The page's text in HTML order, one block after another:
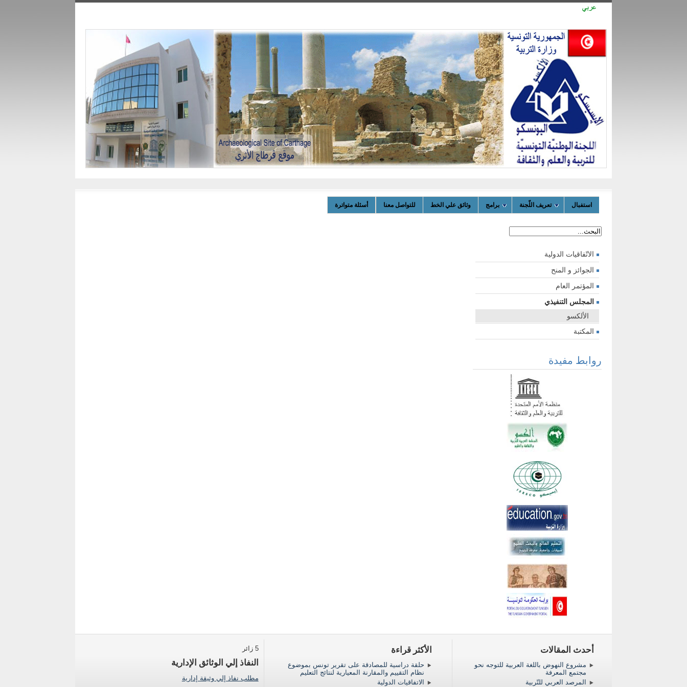
استفبال تعريف اللّجنة برامج وثائق علي الخط للتواصل معنا أسئلة متواترة
الاتّفاقيات الدولية
الجوائز و المنح
المؤتمر العام
المجلس التنفيذي
الألكسو
المكتبة
روابط مفيدة
5 زائر
النفاذ إلي الوثائق الإدارية
مطلب نفاذ إلي وثيقة إدارية
الأكثر قراءة
حلقة دراسية للمصادقة على تقرير تونس بموضوع
نظام التقييم والمقارنة المعيارية لنتائج التعليم
الاتفاقيات الدولية
أحدث المقالات
مشروع النهوض باللغة العربية للتوجه نحو
مجتمع المعرفة
المرصد العربي للتّربية